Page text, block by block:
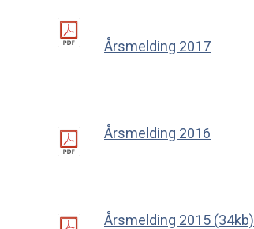
Årsmelding 2017
Årsmelding 2016
Årsmelding 2015 (34kb)